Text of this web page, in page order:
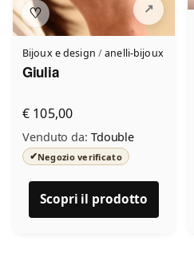
♡
Bijoux e design /anelli-bijoux
Giulia
€ 105,00
Venduto da: Tdouble
✔Negozio verificato
Scopri il prodotto